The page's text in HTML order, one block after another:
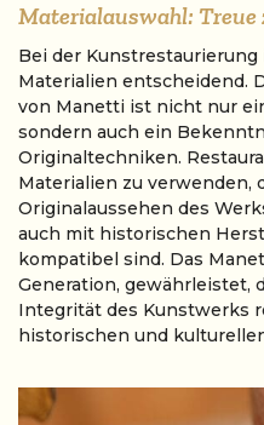
Materialauswahl: Treue
Bei der
Materialien entscheidend.
von Manetti ist nicht nur
sondern auch ein
Originaltechniken.
Materialien zu verwenden,
Originalaussehen des
auch mit historischen
kompatibel sind. Das
Generation, gewährleistet,
Integrität des Kunstwerks
historischen und